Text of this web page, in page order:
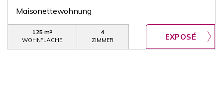
Maisonettewohnung
125 m²
WOHNFLÄCHE
4
ZIMMER